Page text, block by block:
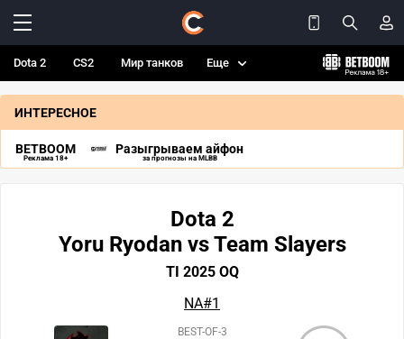
Dota 2 CS2 Мир танков Еще
ИНТЕРЕСНОЕ
BETBOOM
Реклама 18+
Разыгрываем айфон
за прогнозы на MLBB
Dota 2
Yoru Ryodan vs Team Slayers
TI 2025 OQ
NA#1
BEST-OF-3